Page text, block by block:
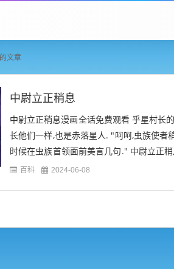
的文章
中尉立正稍息
中尉立正稍息漫画全话免费观看 乎星村长
长他们一样,也是赤落星人. "呵呵,虫族使者
时候在虫族首领面前美言几句." 中尉立正
干笑一声. "那也得看你们这个...
百科 2024-06-08